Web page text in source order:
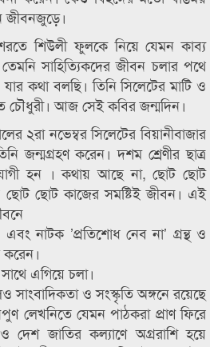
জীবনজুড়ে।
শরতে শিউলী ফুলকে নিয়ে যেমন কাব্য
সাহিত্যিকদের জীবন চলার পথে
কথা বলছি। তিনি সিলেটের মাটি ও
চৌধুরী। আজ সেই কবির জন্মদিন।
২রা নভেম্বর সিলেটের বিয়ানীবাজার
জন্মগ্রহণ করেন। দশম শ্রেণীর ছাত্র
হন । কথায় আছে না, ছোট ছোট
ছোট কাজের সমষ্টিই জীবন। এই
নাটক ’প্রতিশোধ নেব না’ গ্রন্থ ও
এগিয়ে চলা।
ও সংস্কৃতি অঙ্গনে রয়েছে
লেখনিতে যেমন পাঠকরা প্রাণ ফিরে
দেশ জাতির কল্যাণে অগ্ররাশি হয়ে